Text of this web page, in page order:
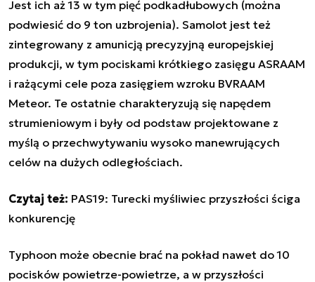
Jest ich aż 13 w tym pięć podkadłubowych (można
podwiesić do 9 ton uzbrojenia). Samolot jest też
zintegrowany z amunicją precyzyjną europejskiej
produkcji, w tym pociskami krótkiego zasięgu ASRAAM
i rażącymi cele poza zasięgiem wzroku BVRAAM
Meteor. Te ostatnie charakteryzują się napędem
strumieniowym i były od podstaw projektowane z
myślą o przechwytywaniu wysoko manewrujących
celów na dużych odległościach.
Czytaj też: PAS19: Turecki myśliwiec przyszłości ściga
konkurencję
Typhoon może obecnie brać na pokład nawet do 10
pocisków powietrze-powietrze, a w przyszłości